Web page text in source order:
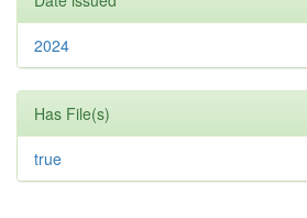
2024
Has File(s)
true